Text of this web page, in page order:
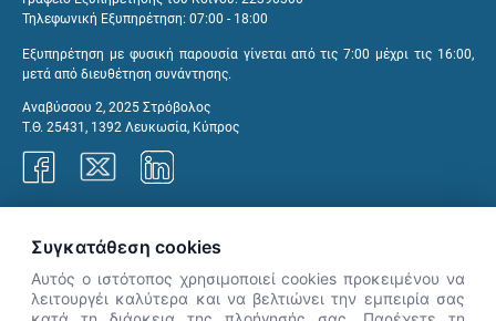
Τηλεφωνική Εξυπηρέτηση: 07:00 - 18:00
Εξυπηρέτηση με φυσική παρουσία γίνεται από τις 7:00 μέχρι τις 16:00,
μετά από διευθέτηση συνάντησης.
Αναβύσσου 2, 2025 Στρόβολος
Τ.Θ. 25431, 1392 Λευκωσία, Κύπρος
Συγκατάθεση cookies
Αυτός ο ιστότοπος χρησιμοποιεί cookies προκειμένου να
λειτουργέι καλύτερα και να βελτιώνει την εμπειρία σας